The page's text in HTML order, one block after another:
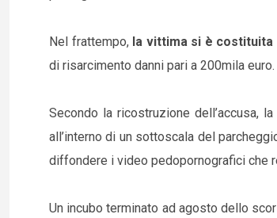
Nel frattempo, la vittima si è costituita
di risarcimento danni pari a 200mila euro.
Secondo la ricostruzione dell’accusa,
all’interno di un sottoscala del
diffondere i video pedopornografici che
Un incubo terminato ad agosto dello